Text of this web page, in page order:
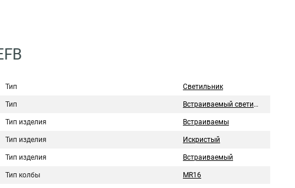
Тип Светильник
Тип Встраиваемый светильник
Тип изделия Встраиваемы
Тип изделия Искристый
Тип изделия Встраиваемый
Тип колбы MR16